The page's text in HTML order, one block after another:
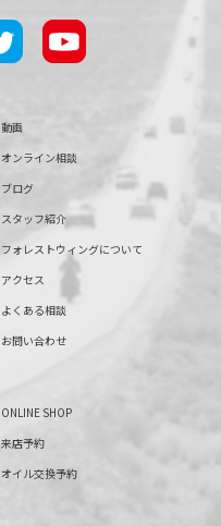
動画
オンライン相談
ブログ
スタッフ紹介
フォレストウィングについて
アクセス
よくある相談
お問い合わせ
ONLINE SHOP
来店予約
オイル交換予約